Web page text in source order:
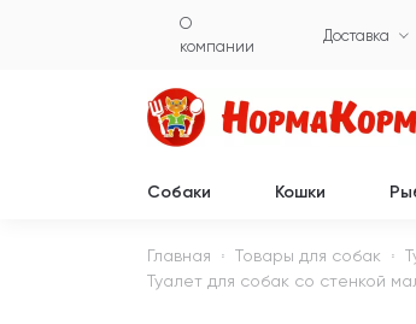
О
компании
Доставка
Собаки Кошки
Главная Товары для собак
Туалет для собак со стенкой